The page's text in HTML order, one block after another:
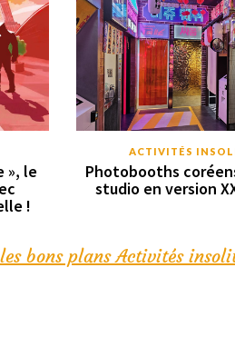
», le
!
ACTIVITÉS
Photobooths
studio en version
bons plans Activités